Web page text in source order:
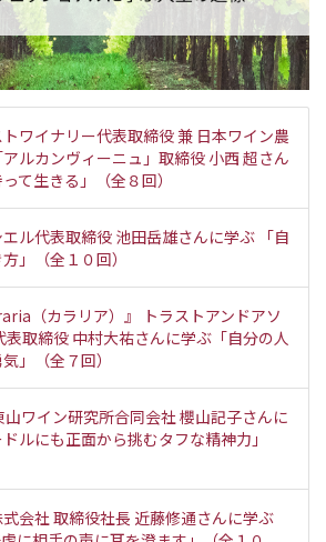
ワイナリー代表取締役 兼 日本ワイン農
ルカンヴィーニュ」取締役 小西 超さん
て生きる」（全８回）
ル代表取締役 池田岳雄さんに学ぶ 「自
」（全１０回）
（カラリア）』 トラストアンドアソ
取締役 中村大祐さんに学ぶ「自分の人
」（全７回）
山ワイン研究所合同会社 櫻山記子さんに
ルにも正面から挑むタフな精神力」
会社 取締役社長 近藤修通さんに学ぶ